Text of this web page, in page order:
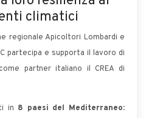
climatici
regionale Apicoltori Lombardi e
partecipa e supporta il lavoro di
partner italiano il CREA di
in 8 paesi del Mediterraneo: